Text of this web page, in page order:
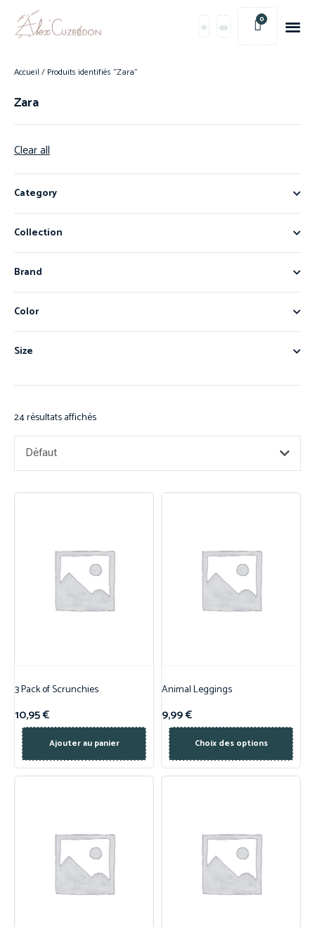
0
Accueil / Produits identifiés “Zara”
Zara
Clear all
Category
Collection
Brand
Color
Size
24 résultats affichés
Défaut
3 Pack of Scrunchies
10,95€
Ajouter au panier
Animal Leggings
9,99€
Choix des options